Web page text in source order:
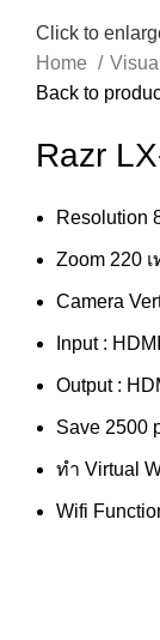
Click to
Home
Back to
Razr
Resolution
Zoom 220
Camera
Input :
Output :
Save 2500
ทำ Virtual
Wifi